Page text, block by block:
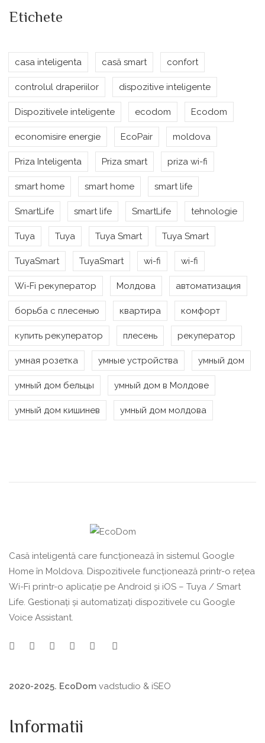
Etichete
casa inteligenta casă smart confort
controlul draperiilor dispozitive inteligente
Dispozitivele inteligente ecodom Ecodom
economisire energie EcoPair moldova
Priza Inteligenta Priza smart priza wi-fi
smart home smart home smart life
SmartLife smart life SmartLife tehnologie
Tuya Tuya Tuya Smart Tuya Smart
TuyaSmart TuyaSmart wi-fi wi-fi
Wi-Fi рекуператор Молдова автоматизация
борьба с плесенью квартира комфорт
купить рекуператор плесень рекуператор
умная розетка умные устройства умный дом
умный дом бельцы умный дом в Молдове
умный дом кишинев умный дом молдова
Casă inteligentă care funcționează în sistemul Google
Home în Moldova. Dispozitivele funcționează printr-o rețea
Wi-Fi printr-o aplicație pe Android și iOS – Tuya / Smart
Life. Gestionați și automatizați dispozitivele cu Google
Voice Assistant.
2020-2025. EcoDom vadstudio & iSEO
Informatii